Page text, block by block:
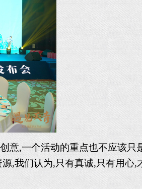
意,一个活动的重点也不应该只
,我们认为,只有真诚,只有用心,